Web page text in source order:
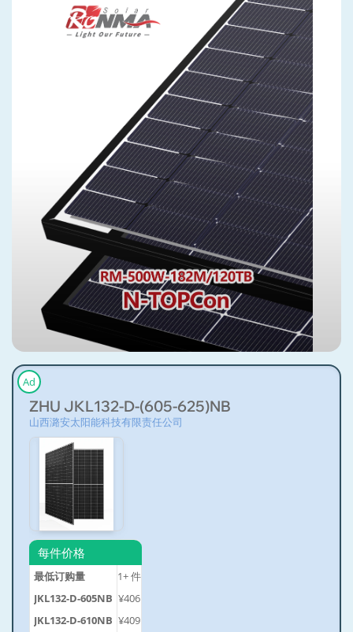
Ad
ZHU JKL132-D-(605-625)NB
山西潞安太阳能科技有限责任公司
每件价格
最低订购量 1+件
JKL132-D-605NB ¥406
JKL132-D-610NB ¥409